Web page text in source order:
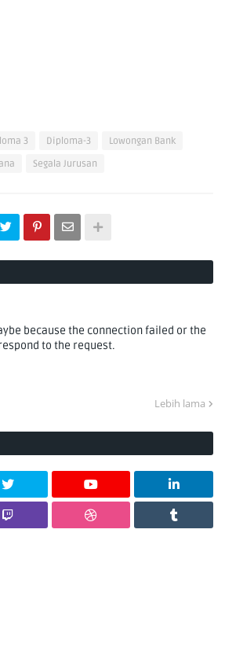
3 Diploma-3
Lowongan Bank
Segala Jurusan
because the connection failed or the
to the request.
Lebih lama